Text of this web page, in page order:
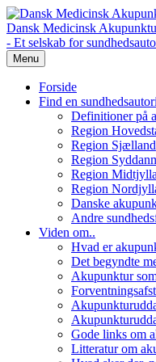
Dansk Medicinsk
- Et selskab for
Menu
Forside
Find en
Definitioner på
Region
Region Sjælland
Region
Region
Region
Danske
Andre
Viden om..
Hvad er
Det begyndte
Akupunktur
Gode links om
Litteratur om